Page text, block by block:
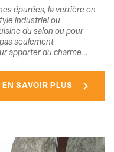
épurées, la verrière en
industriel ou
du salon ou pour
seulement
apporter du charme...
EN SAVOIR PLUS chevron_right